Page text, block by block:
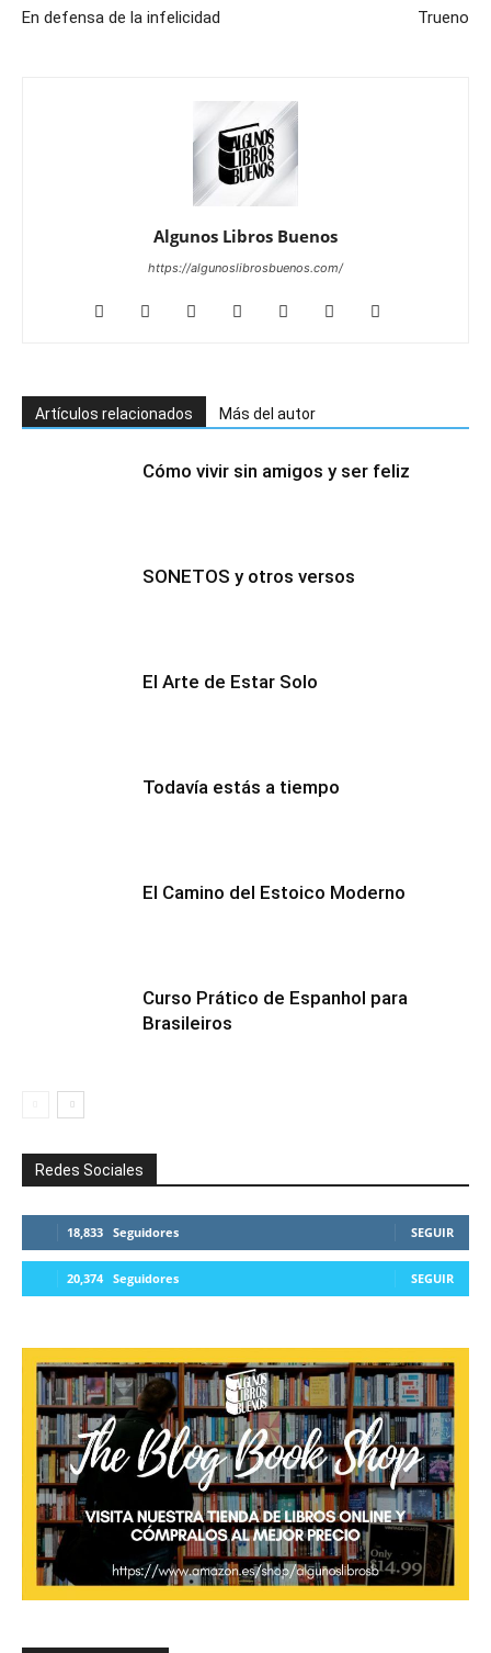
En defensa de la infelicidad Trueno
Algunos Libros Buenos
https://algunoslibrosbuenos.com/
Artículos relacionados Más del autor
Cómo vivir sin amigos y ser feliz
SONETOS y otros versos
El Arte de Estar Solo
Todavía estás a tiempo
El Camino del Estoico Moderno
Curso Prático de Espanhol para
Brasileiros
Redes Sociales
18,833 Seguidores SEGUIR
20,374 Seguidores SEGUIR